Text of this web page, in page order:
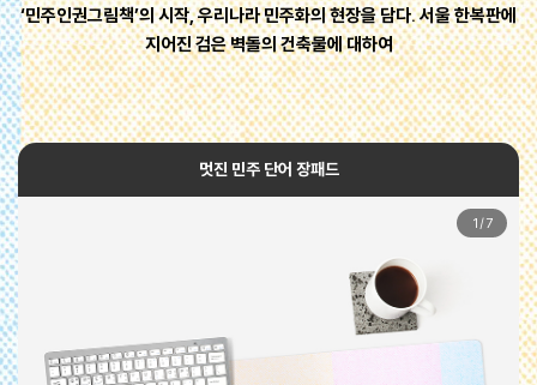
‘민주인권그림책’의 시작, 우리나라 민주화의 현장을 담다. 서울 한복판에
지어진 검은 벽돌의 건축물에 대하여
멋진 민주 단어 장패드
1 /7